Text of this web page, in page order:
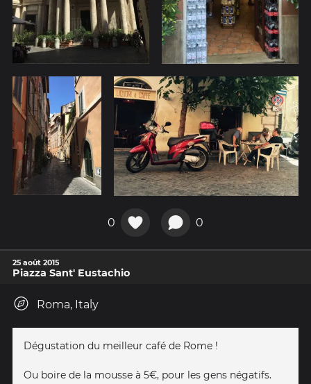
0 0
25 août 2015
Piazza Sant' Eustachio
Roma, Italy
Dégustation du meilleur café de Rome !
Ou boire de la mousse à 5€, pour les gens négatifs.